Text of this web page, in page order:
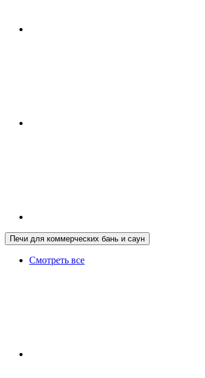
Печи для коммерческих бань и саун
Смотреть все